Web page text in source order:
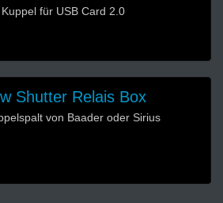
für USB Card 2.0
Shutter Relais Box
von Baader oder Sirius